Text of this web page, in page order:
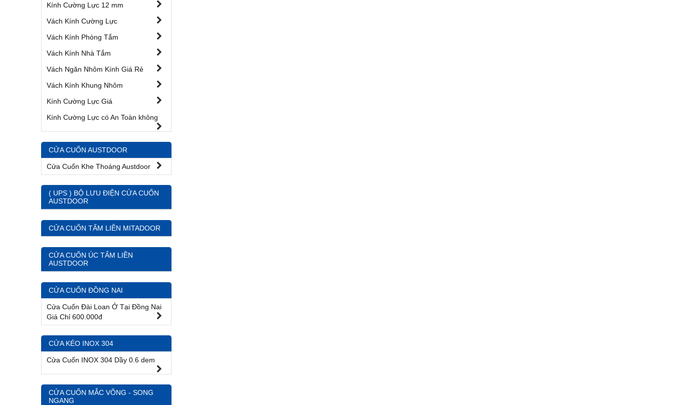
Kính Cường Lực 12 mm
Vách Kính Cường Lực
Vách Kính Phòng Tắm
Vách Kính Nhà Tắm
Vách Ngăn Nhôm Kính Giá Rẻ
Vách Kính Khung Nhôm
Kính Cường Lực Giá
Kính Cường Lực có An Toàn không
CỬA CUỐN AUSTDOOR
Cửa Cuốn Khe Thoáng Austdoor
( UPS ) BỘ LƯU ĐIỆN CỬA CUỐN
AUSTDOOR
CỬA CUỐN TẤM LIỀN MITADOOR
CỬA CUỐN ÚC TẤM LIỀN
AUSTDOOR
CỬA CUỐN ĐỒNG NAI
Cửa Cuốn Đài Loan Ở Tại Đồng Nai
Giá Chỉ 600.000đ
CỬA KÉO INOX 304
Cửa Cuốn INOX 304 Dầy 0.6 dem
CỬA CUỐN MẮC VÕNG - SONG
NGANG